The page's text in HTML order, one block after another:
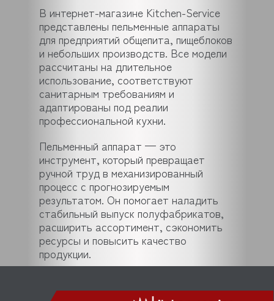
В интернет-магазине Kitchen-Service
представлены пельменные аппараты
для предприятий общепита, пищеблоков
и небольших производств. Все модели
рассчитаны на длительное
использование, соответствуют
санитарным требованиям и
адаптированы под реалии
профессиональной кухни.
Пельменный аппарат — это
инструмент, который превращает
ручной труд в механизированный
процесс с прогнозируемым
результатом. Он помогает наладить
стабильный выпуск полуфабрикатов,
расширить ассортимент, сэкономить
ресурсы и повысить качество
продукции.